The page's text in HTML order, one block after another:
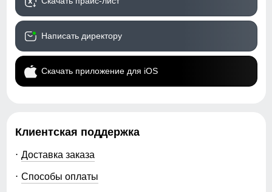
Написать директору
Скачать приложение для iOS
Клиентская поддержка
Доставка заказа
Способы оплаты